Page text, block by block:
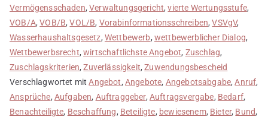
Vermögensschaden,Verwaltungsgericht,vierte Wertungsstufe,
VOB/A,VOB/B,VOL/B, Vorabinformationsschreiben,VSVgV,
Wasserhaushaltsgesetz, Wettbewerb, wettbewerblicher Dialog,
Wettbewerbsrecht,wirtschaftlichste Angebot, Zuschlag,
Zuschlagskriterien,Zuverlässigkeit,Zuwendungsbescheid
Verschlagwortet mitAngebot, Angebote, Angebotsabgabe,Anruf,
Ansprüche, Aufgaben, Auftraggeber, Auftragsvergabe, Bedarf,
Benachteiligte, Beschaffung, Beteiligte, bewiesenem, Bieter, Bund,